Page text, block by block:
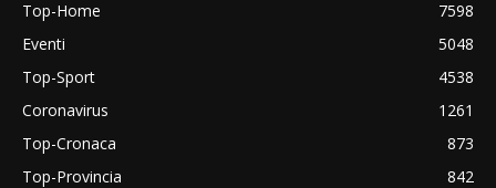
Top-Home
7598
Eventi
5048
Top-Sport
4538
Coronavirus
1261
Top-Cronaca
873
Top-Provincia
842